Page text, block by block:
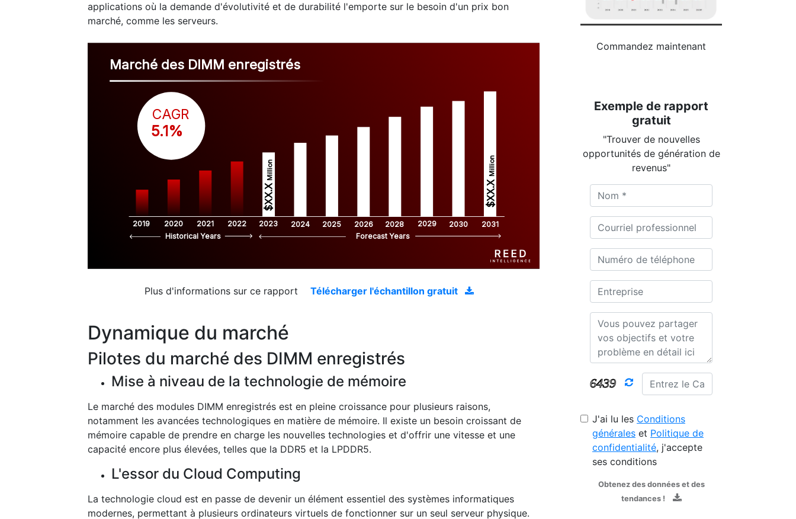
applications où la demande d'évolutivité et de durabilité l'emporte sur le besoin d'un prix bon
marché, comme les serveurs.
Marché des DIMM enregistrés
2019 2020 2021 2022 2023 2024 2025 2026 2028 2029 2030 2031
$XX.X
Million
$XX.X
Million
CAGR
5.1%
Historical Years Forecast Years
Plus d'informations sur ce rapport Télécharger l'échantillon gratuit
Dynamique du marché
Pilotes du marché des DIMM enregistrés
Mise à niveau de la technologie de mémoire
Le marché des modules DIMM enregistrés est en pleine croissance pour plusieurs raisons,
notamment les avancées technologiques en matière de mémoire. Il existe un besoin croissant de
mémoire capable de prendre en charge les nouvelles technologies et d'offrir une vitesse et une
capacité encore plus élevées, telles que la DDR5 et la LPDDR5.
L'essor du Cloud Computing
La technologie cloud est en passe de devenir un élément essentiel des systèmes informatiques
modernes, permettant à plusieurs ordinateurs virtuels de fonctionner sur un seul serveur physique.
Commandez maintenant
Exemple de rapport
gratuit
"Trouver de nouvelles
opportunités de génération de
revenus"
J'ai lu les Conditions
générales et Politique de
confidentialité, j'accepte
ses conditions
Obtenez des données et des
tendances !